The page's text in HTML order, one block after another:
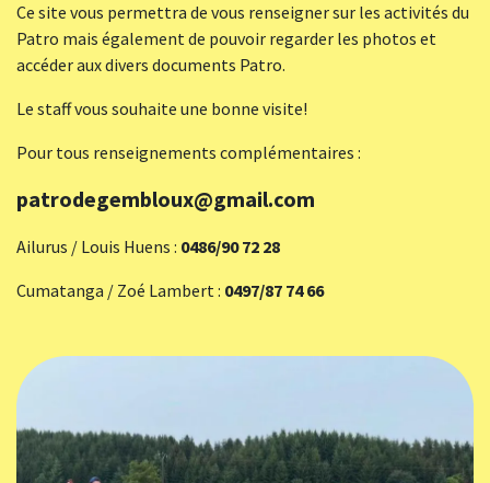
Ce site vous permettra de vous renseigner sur les activités du
Patro mais également de pouvoir regarder les photos et
accéder aux divers documents Patro.
Le staff vous souhaite une bonne visite!
Pour tous renseignements complémentaires :
patrodegembloux@gmail.com
Ailurus / Louis Huens : 0486/90 72 28
Cumatanga / Zoé Lambert : 0497/87 74 66